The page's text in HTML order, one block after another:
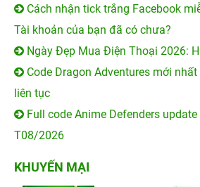
Cách nhận tick trắng Facebook
Tài khoản của bạn đã có chưa?
Ngày Đẹp Mua Điện Thoại 2026:
Code Dragon Adventures mới
liên tục
Full code Anime Defenders
T08/2026
KHUYẾN MẠI